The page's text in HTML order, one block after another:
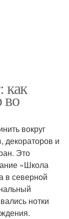
как
во
вокруг
декораторов и
Это
«Школа
в северной
нотки